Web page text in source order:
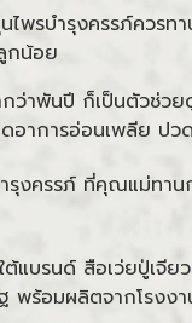
ไพรบำรุงครรภ์ควร
กน้อย
ว่าพันปี ก็เป็นตัวช่ว
อาการอ่อนเพลีย ป
ำรุงครรภ์ ที่คุณแม่ท
ต้แบรนด์ สือเว่ยปู่เ
พร้อมผลิตจากโรง